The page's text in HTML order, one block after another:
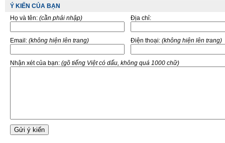
Ý KIẾN CỦA BẠN
Họ và tên: (cần phải nhập) Địa chỉ:
Email: (không hiện lên trang) Điện thoại: (không hiện lên trang)
Nhận xét của bạn: (gõ tiếng Việt có dấu, không quá 1000 chữ)